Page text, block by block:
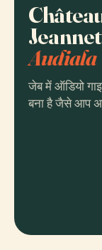
Jeannet
जेब में ऑडियो
बना है जैसे आप